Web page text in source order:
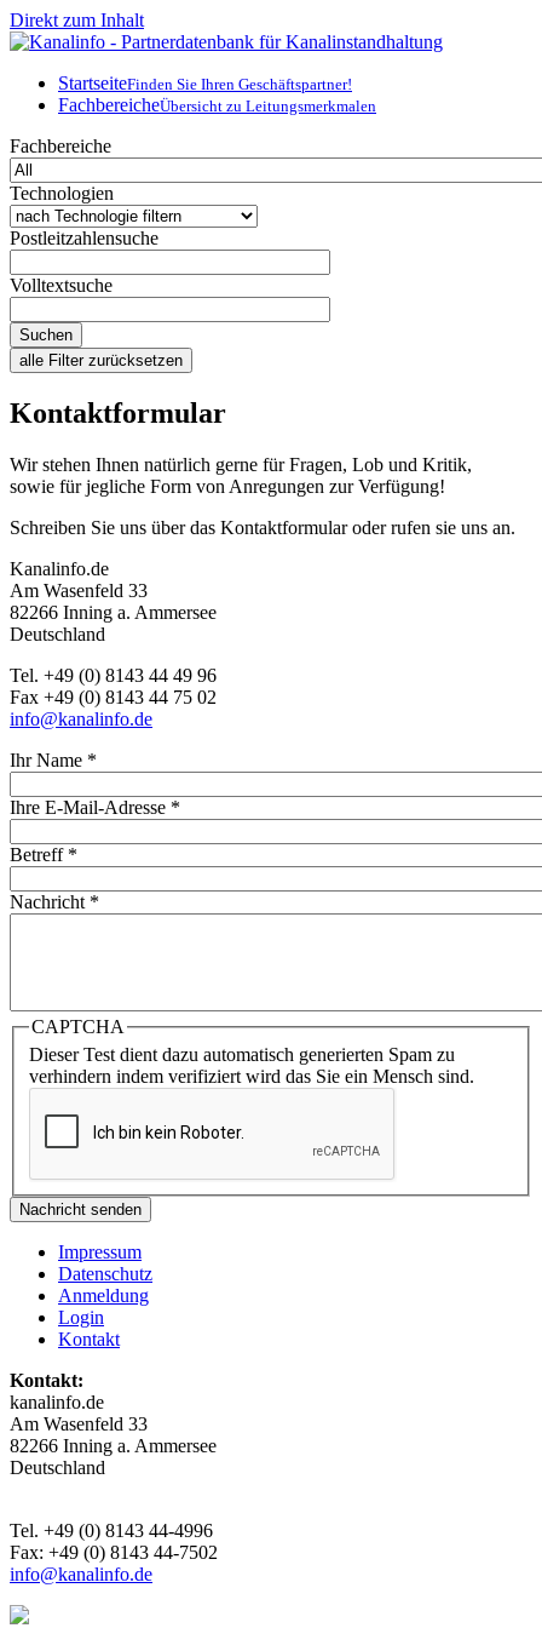
Direkt zum Inhalt
StartseiteFinden Sie Ihren Geschäftspartner!
FachbereicheÜbersicht zu Leitungsmerkmalen
Fachbereiche
Technologien
Postleitzahlensuche
Volltextsuche
Kontaktformular
Wir stehen Ihnen natürlich gerne für Fragen, Lob und Kritik,
sowie für jegliche Form von Anregungen zur Verfügung!
Schreiben Sie uns über das Kontaktformular oder rufen sie uns an.
Kanalinfo.de
Am Wasenfeld 33
82266 Inning a. Ammersee
Deutschland
Tel. +49 (0) 8143 44 49 96
Fax +49 (0) 8143 44 75 02
info@kanalinfo.de
Ihr Name *
Ihre E-Mail-Adresse *
Betreff *
Nachricht *
CAPTCHA
Dieser Test dient dazu automatisch generierten Spam zu
verhindern indem verifiziert wird das Sie ein Mensch sind.
Impressum
Datenschutz
Anmeldung
Login
Kontakt
Kontakt:
kanalinfo.de
Am Wasenfeld 33
82266 Inning a. Ammersee
Deutschland
Tel. +49 (0) 8143 44-4996
Fax: +49 (0) 8143 44-7502
info@kanalinfo.de